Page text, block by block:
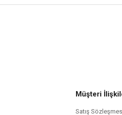
Müşteri
Satış